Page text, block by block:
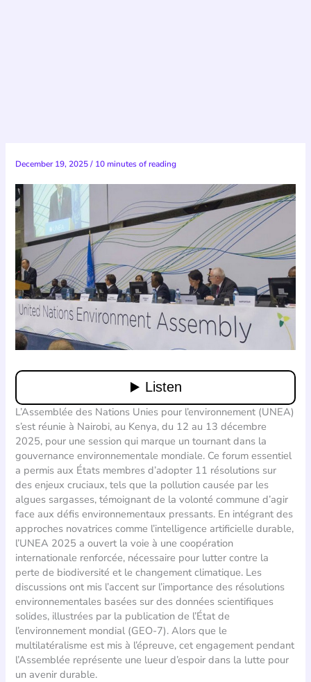
December 19, 2025/ 10 minutes of reading
L’Assemblée des Nations Unies pour l’environnement (UNEA)
s’est réunie à Nairobi, au Kenya, du 12 au 13 décembre
2025, pour une session qui marque un tournant dans la
gouvernance environnementale mondiale. Ce forum essentiel
a permis aux États membres d’adopter 11 résolutions sur
des enjeux cruciaux, tels que la pollution causée par les
algues sargasses, témoignant de la volonté commune d’agir
face aux défis environnementaux pressants. En intégrant des
approches novatrices comme l’intelligence artificielle durable,
l’UNEA 2025 a ouvert la voie à une coopération
internationale renforcée, nécessaire pour lutter contre la
perte de biodiversité et le changement climatique. Les
discussions ont mis l’accent sur l’importance des résolutions
environnementales basées sur des données scientifiques
solides, illustrées par la publication de l’État de
l’environnement mondial (GEO-7). Alors que le
multilatéralisme est mis à l’épreuve, cet engagement pendant
l’Assemblée représente une lueur d’espoir dans la lutte pour
un avenir durable.